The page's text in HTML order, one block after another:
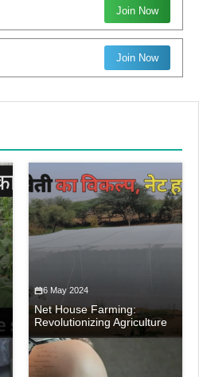
Join Now
Join Now
6 May 2024
Net House Farming:
Revolutionizing Agriculture